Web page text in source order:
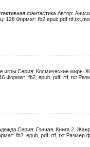
фантастика Автор:
128 Формат:
игры Серия: Космические миры
Формат: fb2, epub, pdf, rtf, txt
Серия: Гончая. Книга 2.
fb2, epub, pdf, rtf, txt Размер